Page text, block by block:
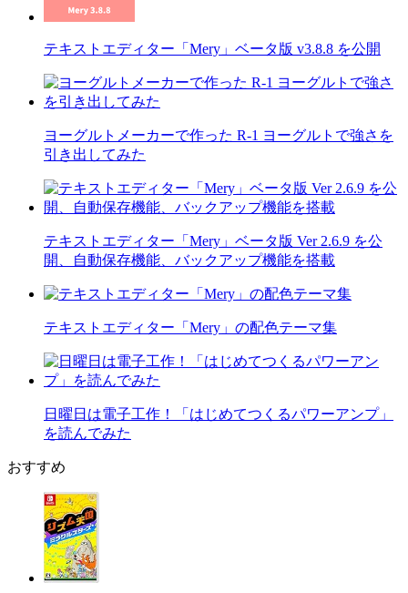
テキストエディター「Mery」ベータ版 v3.8.8 を公開
ヨーグルトメーカーで作った R-1 ヨーグルトで強さを
引き出してみた
テキストエディター「Mery」ベータ版 Ver 2.6.9 を公
開、自動保存機能、バックアップ機能を搭載
テキストエディター「Mery」の配色テーマ集
日曜日は電子工作！「はじめてつくるパワーアンプ」
を読んでみた
おすすめ